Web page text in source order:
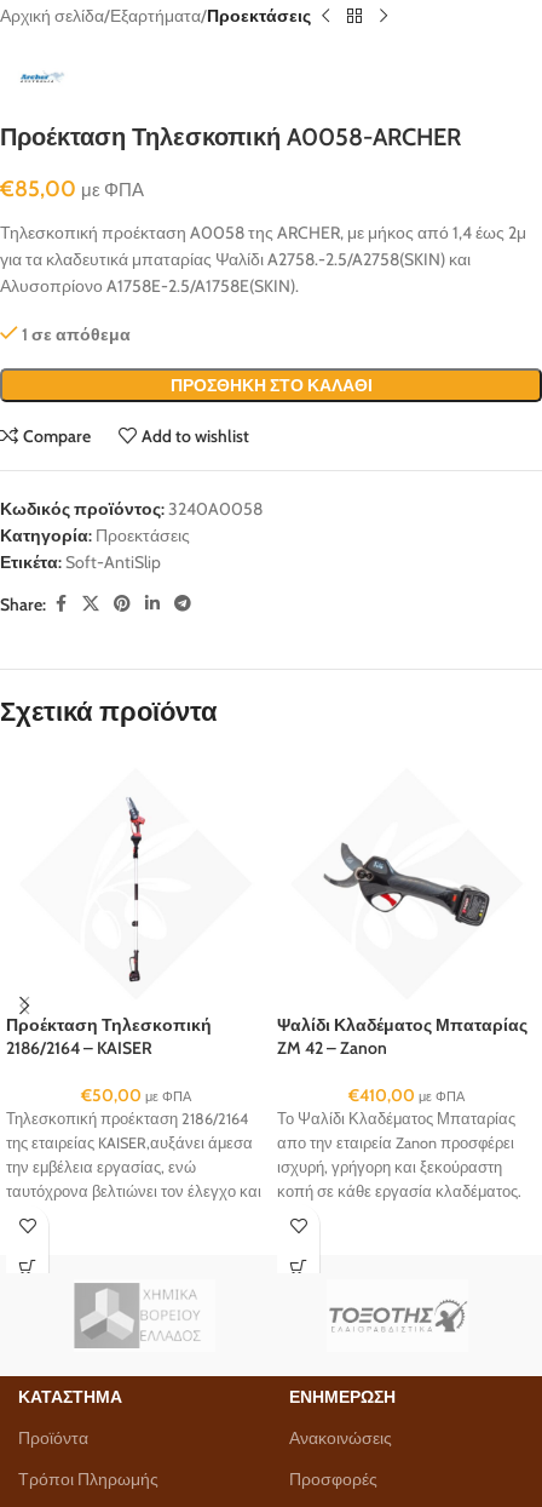
Αρχική σελίδα Εξαρτήματα Προεκτάσεις
Προέκταση Τηλεσκοπική A0058-ARCHER
€85,00 με ΦΠΑ
Τηλεσκοπική προέκταση A0058 της ARCHER, με μήκος από 1,4 έως 2μ
για τα κλαδευτικά μπαταρίας Ψαλίδι A2758.-2.5/A2758(SKIN) και
Αλυσοπρίονο A1758E-2.5/A1758E(SKIN).
1 σε απόθεμα
ΠΡΟΣΘΉΚΗ ΣΤΟ ΚΑΛΆΘΙ
Compare Add to wishlist
Κωδικός προϊόντος:3240A0058
Κατηγορία: Προεκτάσεις
Ετικέτα:Soft-AntiSlip
Share:
Σχετικά προϊόντα
Προέκταση Τηλεσκοπική
2186/2164 – KAISER
€50,00 με ΦΠΑ
Τηλεσκοπική προέκταση 2186/2164
της εταιρείας KAISER,αυξάνει άμεσα
την εμβέλεια εργασίας, ενώ
ταυτόχρονα βελτιώνει τον έλεγχο και
την ασφάλεια.
Ψαλίδι Κλαδέματος Μπαταρίας
ZM 42 – Zanon
€410,00 με ΦΠΑ
Το Ψαλίδι Κλαδέματος Μπαταρίας
απο την εταιρεία Zanon προσφέρει
ισχυρή, γρήγορη και ξεκούραστη
κοπή σε κάθε εργασία κλαδέματος.
ΚΑΤΑΣΤΗΜΑ
Προϊόντα
Τρόποι Πληρωμής
ΕΝΗΜΕΡΩΣΗ
Ανακοινώσεις
Προσφορές